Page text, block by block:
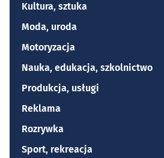
Kultura, sztuka
Moda, uroda
Motoryzacja
Nauka, edukacja, szkolnictwo
Produkcja, usługi
Reklama
Rozrywka
Sport, rekreacja